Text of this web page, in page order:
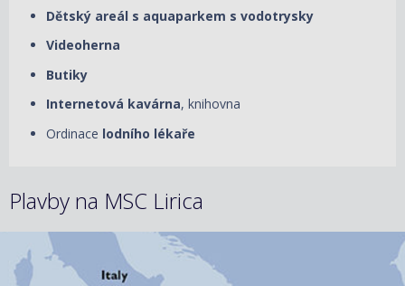
Dětský areál s aquaparkem s vodotrysky
Videoherna
Butiky
Internetová kavárna, knihovna
Ordinace lodního lékaře
Plavby na MSC Lirica
09.01.2027 – 11.01.2027